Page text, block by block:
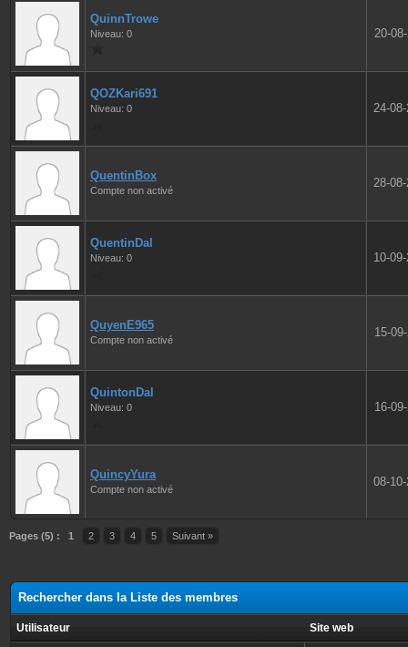
QuinnTrowe
Niveau: 0 20-
QOZKari691
Niveau: 0 24-
QuentinBox
Compte non activé
28-
QuentinDal
Niveau: 0 10-
QuyenE965
Compte non activé
15-
QuintonDal
Niveau: 0 16-
QuincyYura
Compte non activé
08-
Pages (5) : 1 2 3 4 5 Suivant »
Rechercher dans la Liste des membres
Utilisateur Site web